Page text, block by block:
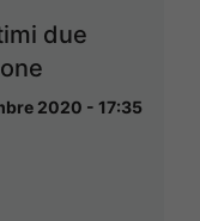
due
2020 - 17:35